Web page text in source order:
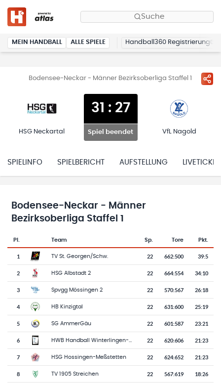
Suche
MEIN HANDBALL ALLE SPIELE Handball360 Registrierung
Bodensee-Neckar - Männer Bezirksoberliga Staffel 1
HSG Neckartal
31 : 27
Spiel beendet VfL Nagold
SPIELINFO SPIELBERICHT AUFSTELLUNG LIVETICKER
Bodensee-Neckar - Männer
Bezirksoberliga Staffel 1
Tabelle mit Vereinsplatzierungen, Spielen, Toren und Punkten
Pl.
Team-Logo
Team Sp. Tore Pkt.
1 TV St. Georgen/Schw. 22 662:500 39:5
2 HSG Albstadt 2 22 664:554 34:10
3 Spvgg Mössingen 2 22 570:567 26:18
4 HB Kinzigtal 22 631:600 25:19
5 SG AmmerGäu 22 601:587 23:21
6 HWB Handball Winterlingen-Bitz 22 620:606 21:23
7 HSG Hossingen-Meßstetten 22 624:652 21:23
8 TV 1905 Streichen 22 567:619 18:26